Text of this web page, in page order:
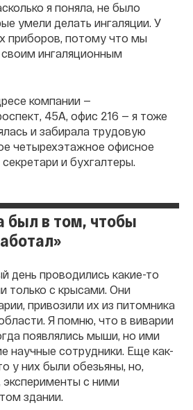
я поняла, не было
умели делать ингаляции. У
приборов, потому что мы
ингаляционным
компании —
45А, офис 216 — я тоже
и забирала трудовую
четырехэтажное офисное
и бухгалтеры.
был в том, чтобы
день проводились какие-то
только с крысами. Они
привозили их из питомника
Я помню, что в виварии
появлялись мыши, но ими
научные сотрудники. Еще как-
у них были обезьяны, но,
эксперименты с ними
здании.